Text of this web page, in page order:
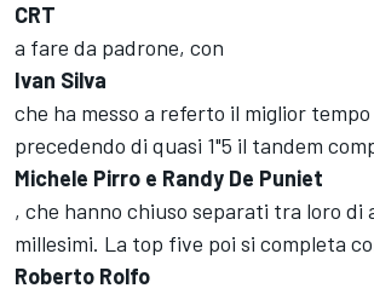
CRT
a fare da padrone, con
Ivan Silva
che ha messo a referto il miglior tempo
precedendo di quasi 1"5 il tandem
Michele Pirro e Randy De Puniet
, che hanno chiuso separati tra loro di
millesimi. La top five poi si completa
Roberto Rolfo